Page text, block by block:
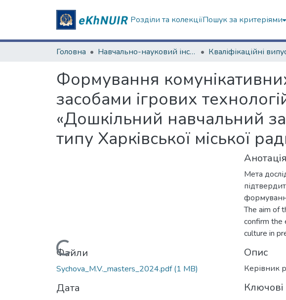
Розділи та колекціїПошук за критеріями
Головна Навчально-науковий інститут «Українська інженерно-педагогічна академія»
Формування
засобами ігрових
«Дошкільний навчальний
типу Харківської міської
Вантажиться...
Файли
Sychova_M.V._masters_2024.pdf(1 MB)
Дата
Анотація
Мета
The aim of
confirm the
culture in
Опис
Керівник
Ключові